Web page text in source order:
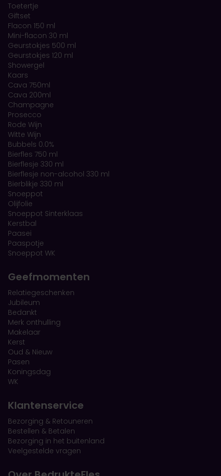
Toetertje
Giftset
Flacon 150 ml
Mini-flacon 30 ml
Geurstokjes 500 ml
Geurstokjes 120 ml
Showergel
Kaars
Cava 750ml
Cava 200ml
Champagne
Prosecco
Rode Wijn
Witte Wijn
Bubbels 0.0%
Bierfles 750 ml
Bierflesje 330 ml
Bierflesje non-alcohol 330 ml
Bierblikje 330 ml
Snoeppot
Olijfolie
Snoeppot Sinterklaas
Kerstbal
Paasei
Paaspotje
Snoeppot WK
Geefmomenten
Relatiegeschenken
Jubileum
Bedankt
Merk onthulling
Makelaar
Kerst
Oud & Nieuw
Pasen
Koningsdag
WK
Klantenservice
Bezorging & Retouneren
Bestellen & Betalen
Bezorging in het buitenland
Veelgestelde vragen